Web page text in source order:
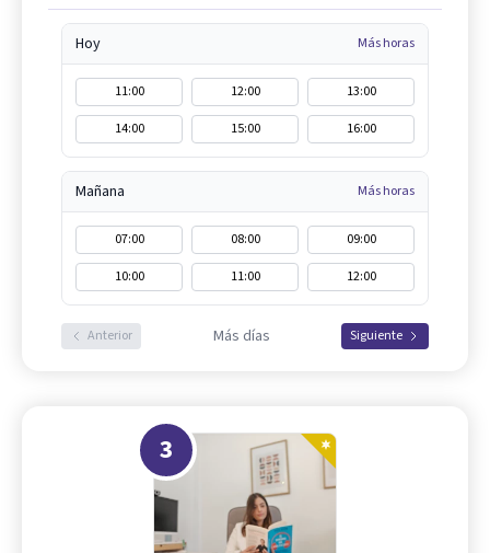
Hoy Más horas
11:00 12:00
13:00
14:00
15:00 16:00
Mañana Más horas
07:00 08:00
09:00
10:00
11:00 12:00
Anterior Más días Siguiente
3